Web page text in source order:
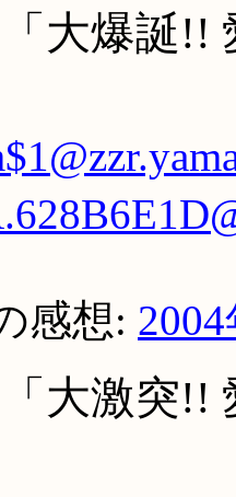
大爆誕!!
感想:
大激突!!